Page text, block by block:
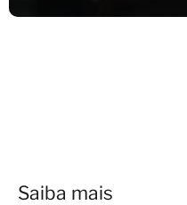
Saiba mais